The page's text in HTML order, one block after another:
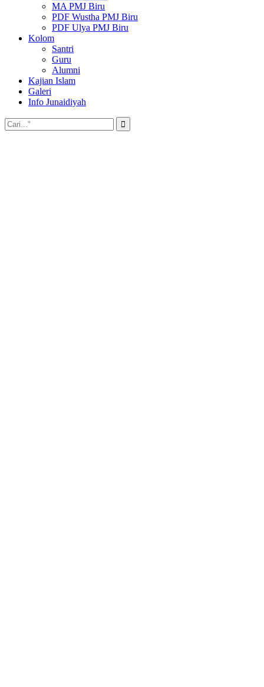
MA PMJ Biru
PDF Wustha PMJ Biru
PDF Ulya PMJ Biru
Kolom
Santri
Guru
Alumni
Kajian Islam
Galeri
Info Junaidiyah